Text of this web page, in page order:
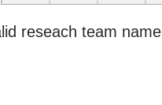
reseach team name